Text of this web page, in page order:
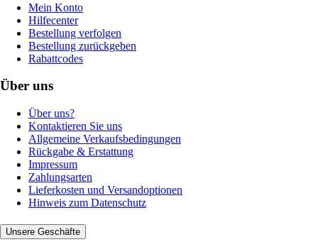
Mein Konto
Hilfecenter
Bestellung verfolgen
Bestellung zurückgeben
Rabattcodes
Über uns
Über uns?
Kontaktieren Sie uns
Allgemeine Verkaufsbedingungen
Rückgabe & Erstattung
Impressum
Zahlungsarten
Lieferkosten und Versandoptionen
Hinweis zum Datenschutz
Unsere Geschäfte